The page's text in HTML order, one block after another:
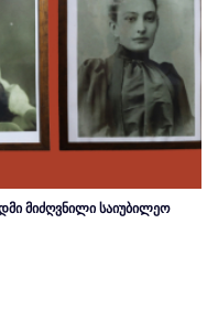
მიძღვნილი საიუბილეო